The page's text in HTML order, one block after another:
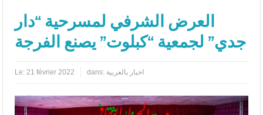
العرض الشرفي لمسرحية “دار
جدي” لجمعية “كبلوت” يصنع الفرجة
Le:21 février 2022 dans: اخبار بالعربية